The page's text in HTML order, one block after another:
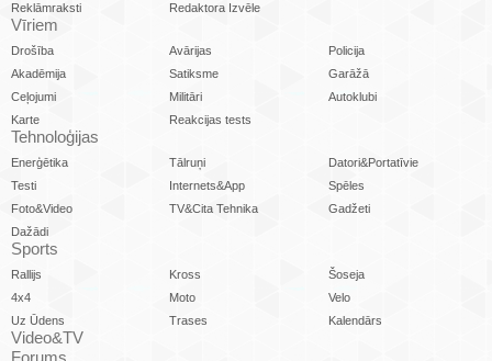
Reklāmraksti
Redaktora Izvēle
Vīriem
Drošība Avārijas
Policija
Akadēmija
Satiksme
Garāžā
Ceļojumi
Militāri
Autoklubi
Karte
Reakcijas tests
Tehnoloģijas
Enerģētika Tālruņi
Datori&Portatīvie
Testi
Internets&App
Spēles
Foto&Video
TV&Cita Tehnika
Gadžeti
Dažādi
Sports
Rallijs Kross
Šoseja
4x4
Moto
Velo
Uz Ūdens
Trases Kalendārs
Video&TV
Forums